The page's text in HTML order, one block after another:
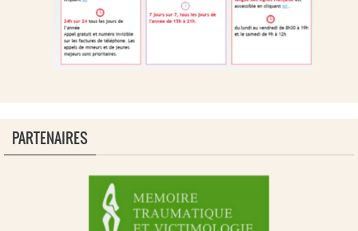
PARTENAIRES